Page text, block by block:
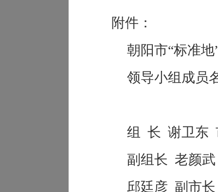
附件：
朝阳市“标准
领导小组成员
组 长 谢卫东
副组长 老颜武
邱廷彦 副市长